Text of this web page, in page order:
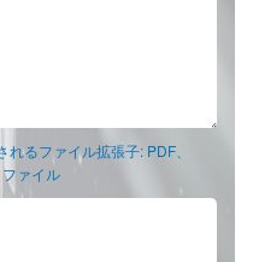
るファイル拡張子: PDF、
ァイル